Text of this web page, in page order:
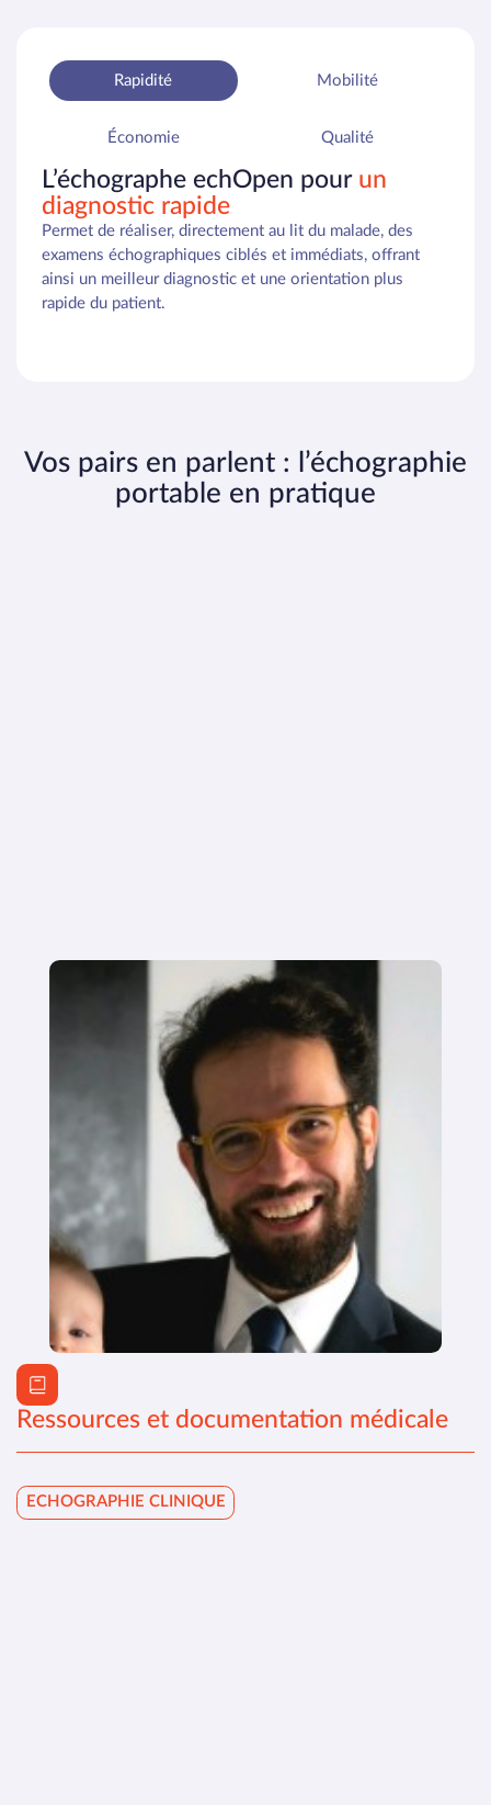
L’échographe echOpen pour un
diagnostic rapide
Rapidité Mobilité
Économie Qualité
Permet de réaliser, directement au lit du malade, des
examens échographiques ciblés et immédiats, offrant
ainsi un meilleur diagnostic et une orientation plus
rapide du patient.
Vos pairs en parlent : l’échographie
portable en pratique
Chirurgien hépatobiliaire, le Dr Pio Corleone
utilise la sonde echOpen pour répondre à des
questions ciblées au lit du patient.
Dr Pio Corleone
CHIRURGIEN HÉPATOBILIAIRE
Tous nos retours d'expérience
Ressources et documentation médicale
ECHOGRAPHIE CLINIQUE